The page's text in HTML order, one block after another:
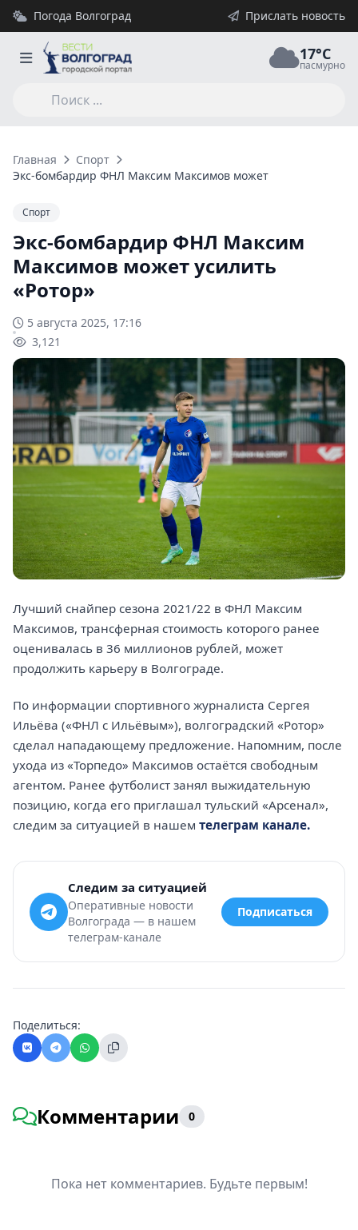
Погода Волгоград Прислать новость
17°C
пасмурно
Главная
Спорт
Экс-бомбардир ФНЛ Максим Максимов может усилить
Спорт
Экс-бомбардир ФНЛ Максим
Максимов может усилить
«Ротор»
5 августа 2025, 17:16
3,121
Лучший снайпер сезона 2021/22 в ФНЛ Максим
Максимов, трансферная стоимость которого ранее
оценивалась в 36 миллионов рублей, может
продолжить карьеру в Волгограде.
По информации спортивного журналиста Сергея
Ильёва («ФНЛ с Ильёвым»), волгоградский «Ротор»
сделал нападающему предложение. Напомним, после
ухода из «Торпедо» Максимов остаётся свободным
агентом. Ранее футболист занял выжидательную
позицию, когда его приглашал тульский «Арсенал»,
следим за ситуацией в нашем телеграм канале.
Следим за ситуацией
Оперативные новости
Волгограда — в нашем
телеграм-канале
Подписаться
Поделиться:
Комментарии 0
Пока нет комментариев. Будьте первым!